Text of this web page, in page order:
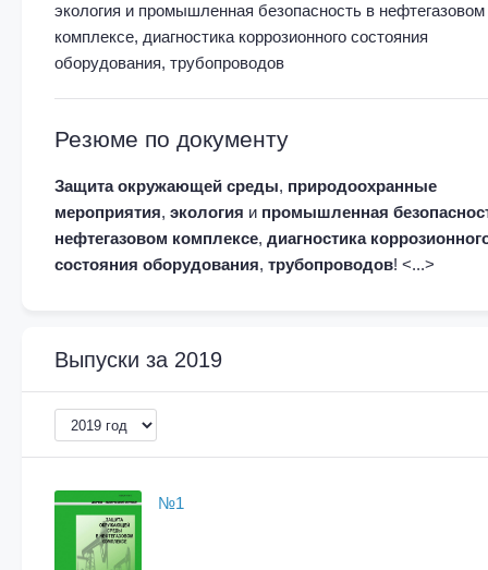
экология и промышленная безопасность в нефтегазовом
комплексе, диагностика коррозионного состояния
оборудования, трубопроводов
Резюме по документу
Защита окружающей среды, природоохранные
мероприятия, экология и промышленная
нефтегазовом комплексе, диагностика
состояния оборудования, трубопроводов! <...>
Выпуски за 2019
№1